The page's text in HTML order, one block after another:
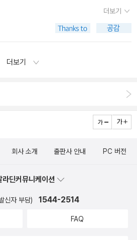
정 아름다운 여성의 모습을 갖추고 있
었다.고등학교 때 취업에서 퇴짜 맞았
았다. 오히려 남 앞에서 움츠러 든 것은 나
시도한 사람은 나였다.(시도해도 잘 빠지
사람은 누굴까? 질문을 던졌을 때, 계
서 연락 했더니 현재 전가족이 코로나
! 친구라고 살아오면서 혼자만의 고민
이라고 생각한다. 나는 친구덕에 나의 내
는 동안은 친구의 외향적인 성격에 영향
들은 퍼다［내실］의 장막처럼 베일을
를 인정하고 복종한다.p.820제인 오스
밀턴은 결코 '존'이 아니었다. p.95420
책들 독서목표는 94%달
여러분 2023새해 복 듬뿍 받으세요!!
위해 혹은 등록금으로 인한 대출을 빠른
경우도 많다고 한다. 이들은 사회구조의
주희(2016)의 연구를 참고할 수있다. 20
상률(국공립 70.3%, 사립 55.8%)로 인
사회를 위한 정보공개센터(2014)
받은 8523명이 555억 8500만 원을 갚
융의 관련성을 배제하고 개인에게 성매매
큰 돈이되는 굵직한 분야로 자리매김하고
스템을 이해하지 않고는 자발적 의지로
과 광기>에서도 그렇고 이 책에서도
대해서는 2부에서 다루고 있는 것 같으
.. 최근 <스물다섯 스물하나> 드라마를
지 않고, 여자펜싱이라는 소재 좋고, 나희
이 선의의 경쟁하는 거 좋고, 나희도 엄마
거슬리는 점 없이 적당히 경쾌하고 적당
런데 예전부터 드라마를 보며 느끼는 약
주인공이 될 수 없고 가끔 엑스트라 캐릭
나도 드라마에 예쁜 사람들이 나오면 보
비작가님 나오는 부분 슬쩍 봤는데.. 재밌
사진 올리기로 했는데 이제야 올립니
실히 애들용이 아니라 어른용이다. 소
속에서 콤비(인간1-동물1)의 관계를 다
아직 좀 어렵고, 초등학생에게 좋을 것
무 재미있어서 주문했다. 아빠가 베스킨
개의 물방울>은 <한국의 그림책 작가
우연히 산 건데 쏘쏘. 이번달은 오디오
르셋이 중년 여성, 노인 여성의 그것과 같
볼 문제다. 2. 만화로 읽는 사
물건처럼 주고받던 시대에 여성이 성
하나, 자신의 미모와 육체를 ‘도구화’하는
할 수 있었다는 것이 문제였음을, <사기
수는 있겠지만, <사기>를 통해 확인해본
완벽한 인생이란 애초에 가능하지
나는 그때 당신에게 최선이었나요? 말해
인간의 두뇌나 슈퍼 컴퓨터, 또는 얽힌
과정의 도움을 받아 영원히 지속될 수 있
더보기
더보기
회사 소개 출판사 안내 PC 버전
라딘커뮤니케이션
신자 부담) 1544-2514
FAQ